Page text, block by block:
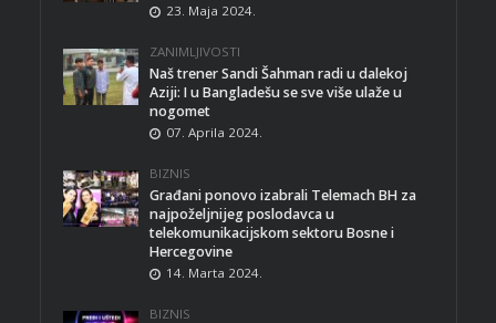
23. Maja 2024.
ZANIMLJIVOSTI
Naš trener Sandi Šahman radi u dalekoj
Aziji: I u Bangladešu se sve više ulaže u
nogomet
07. Aprila 2024.
BIZNIS
Građani ponovo izabrali Telemach BH za
najpoželjnijeg poslodavca u
telekomunikacijskom sektoru Bosne i
Hercegovine
14. Marta 2024.
BIZNIS